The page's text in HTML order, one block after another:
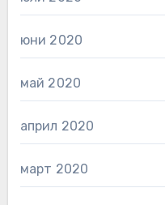
юни 2020
май 2020
април 2020
март 2020